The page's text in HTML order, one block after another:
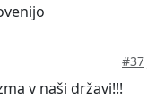
#37
v naši državi!!!